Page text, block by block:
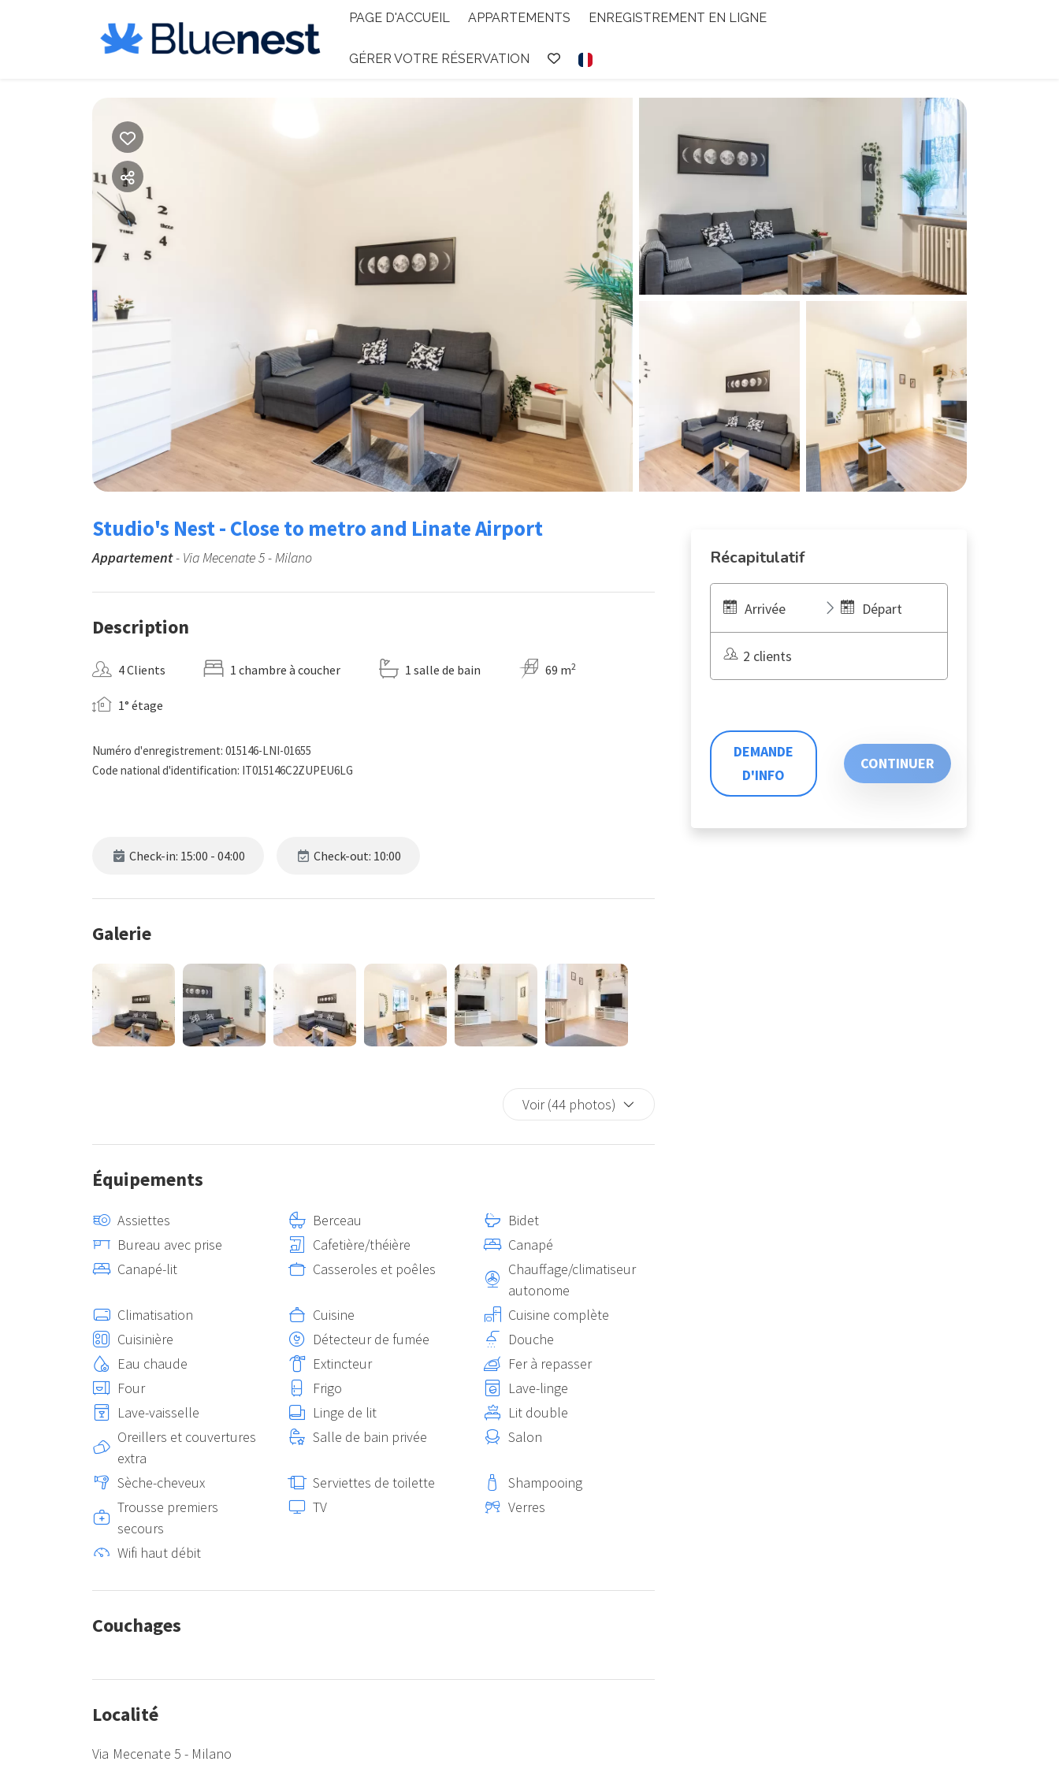
PAGE D'ACCUEIL APPARTEMENTS ENREGISTREMENT EN LIGNE
GÉRER VOTRE RÉSERVATION
Studio's Nest - Close to metro and Linate Airport
Appartement- Via Mecenate 5 - Milano
Description
4 Clients 1 chambre à coucher 1 salle de bain 69 m2
1° étage
Numéro d'enregistrement: 015146-LNI-01655
Code national d'identification: IT015146C2ZUPEU6LG
Check-in: 15:00 - 04:00 Check-out: 10:00
Galerie
Voir (44 photos)
Équipements
Assiettes Berceau
Bidet
Bureau avec prise
Cafetière/théière
Canapé
Canapé-lit
Casseroles et poêles
Chauffage/climatiseur
autonome
Climatisation
Cuisine
Cuisine complète
Cuisinière
Détecteur de fumée
Douche
Eau chaude
Extincteur
Fer à repasser
Four
Frigo
Lave-linge
Lave-vaisselle
Linge de lit
Lit double
Oreillers et couvertures
extra
Salle de bain privée Salon
Sèche-cheveux Serviettes de toilette
Shampooing
Trousse premiers
secours
TV Verres
Wifi haut débit
Couchages
Localité
Via Mecenate 5 - Milano
Récapitulatif
Arrivée Départ
2 clients
DEMANDE
D'INFO
CONTINUER